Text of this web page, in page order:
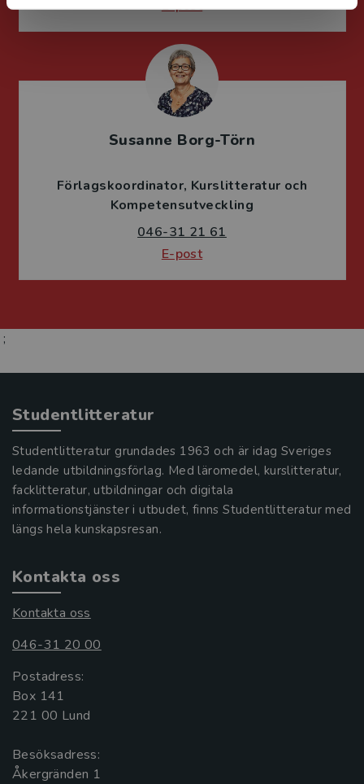
E-post
Susanne Borg-Törn
Förlagskoordinator Kurslitteratur och
Kompetensutveckling
046-31 21 61
E-post
;
Studentlitteratur
Studentlitteratur grundades 1963 och är idag Sveriges
ledande utbildningsförlag. Med läromedel, kurslitteratur,
facklitteratur, utbildningar och digitala
informationstjänster i utbudet, finns Studentlitteratur med
längs hela kunskapsresan.
Kontakta oss
Kontakta oss
046-31 20 00
Postadress:
Box 141
221 00 Lund
Besöksadress:
Åkergränden 1